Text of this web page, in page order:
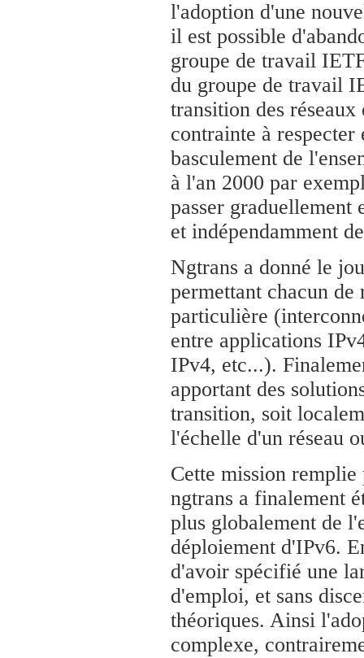
l'adoption d'une
il est possible
groupe de travail
du groupe de travail
transition des
contrainte à
basculement de
à l'an 2000 par
passer graduellement
et indépendamment
Ngtrans a donné le
permettant chacun
particulière
entre applications
IPv4, etc...).
apportant des
transition, soit
l'échelle d'un réseau
Cette mission
ngtrans a finalement
plus globalement de
déploiement d'IPv6.
d'avoir spécifié une
d'emploi, et sans
théoriques. Ainsi
complexe,